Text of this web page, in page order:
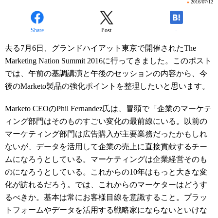
» 2016/07/12
Share Post -
去る7月6日、グランドハイアット東京で開催されたThe
Marketing Nation Summit 2016に行ってきました。このポスト
では、午前の基調講演と午後のセッションの内容から、今
後のMarketo製品の強化ポイントを整理したいと思います。
Marketo CEOのPhil Fernandez氏は、冒頭で「企業のマーケテ
ィング部門はそのものすごい変化の最前線にいる。以前の
マーケティング部門は広告購入が主要業務だったかもしれ
ないが、データを活用して企業の売上に直接貢献するチー
ムになろうとしている。マーケティングは企業経営そのも
のになろうとしている。
これからの10年はもっと大きな変
化が訪れるだろう。では、これからのマーケターはどうす
るべきか。基本は常にお客様目線を意識すること。プラッ
トフォームやデータを活用する戦略家にならないといけな